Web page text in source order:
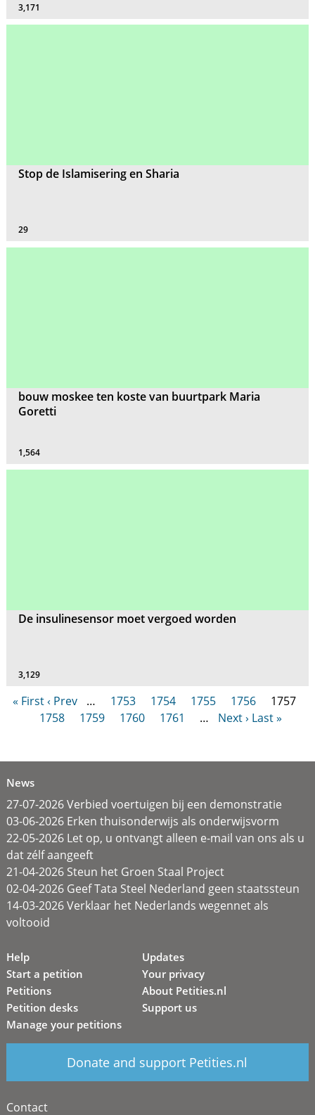
3,171
Stop de Islamisering en Sharia
29
bouw moskee ten koste van buurtpark Maria
Goretti
1,564
De insulinesensor moet vergoed worden
3,129
« First‹ Prev … 1753 1754 1755 1756
1757
1758
1759 1760 1761 … Next › Last »
News
27-07-2026 Verbied voertuigen bij een demonstratie
03-06-2026 Erken thuisonderwijs als onderwijsvorm
22-05-2026 Let op, u ontvangt alleen e-mail van ons als u
dat zélf aangeeft
21-04-2026 Steun het Groen Staal Project
02-04-2026 Geef Tata Steel Nederland geen staatssteun
14-03-2026 Verklaar het Nederlands wegennet als
voltooid
Help
Start a petition
Petitions
Petition desks
Manage your petitions
Updates
Your privacy
About Petities.nl
Support us
Donate and support Petities.nl
Contact